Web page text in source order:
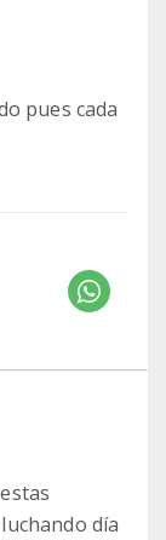
pues cada
día